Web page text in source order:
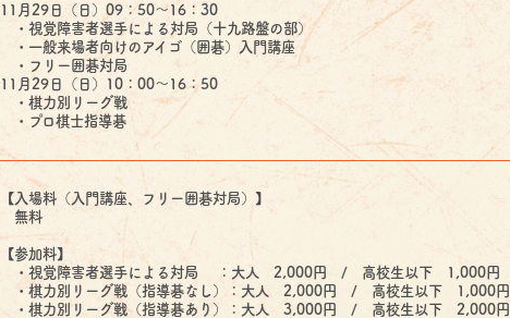
11月29日（日）09：50～16：30
・視覚障害者選手による対局（十九路盤の部）
・一般来場者向けのアイゴ（囲碁）入門講座
・フリー囲碁対局
11月29日（日）10：00～16：50
・棋力別リーグ戦
・プロ棋士指導碁
【入場料（入門講座、フリー囲碁対局）】
無料
【参加料】
・視覚障害者選手による対局 ：大人 2,000円 / 高校生以下 1,000円
・棋力別リーグ戦（指導碁なし）：大人 2,000円 / 高校生以下 1,000円
・棋力別リーグ戦（指導碁あり）：大人 3,000円 / 高校生以下 2,000円